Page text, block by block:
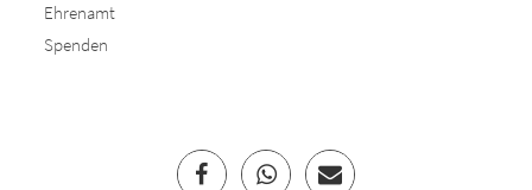
Ehrenamt
Spenden